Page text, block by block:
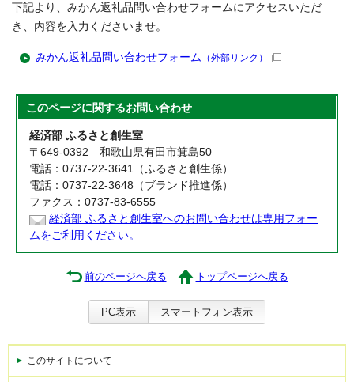
下記より、みかん返礼品問い合わせフォームにアクセスいただ
き、内容を入力くださいませ。
みかん返礼品問い合わせフォーム （外部リンク）
このページに関するお問い合わせ
経済部 ふるさと創生室
〒649-0392 和歌山県有田市箕島50
電話：0737-22-3641（ふるさと創生係）
電話：0737-22-3648（ブランド推進係）
ファクス：0737-83-6555
経済部 ふるさと創生室へのお問い合わせは専用フォー
ムをご利用ください。
前のページへ戻る トップページへ戻る
PC表示 スマートフォン表示
このサイトについて